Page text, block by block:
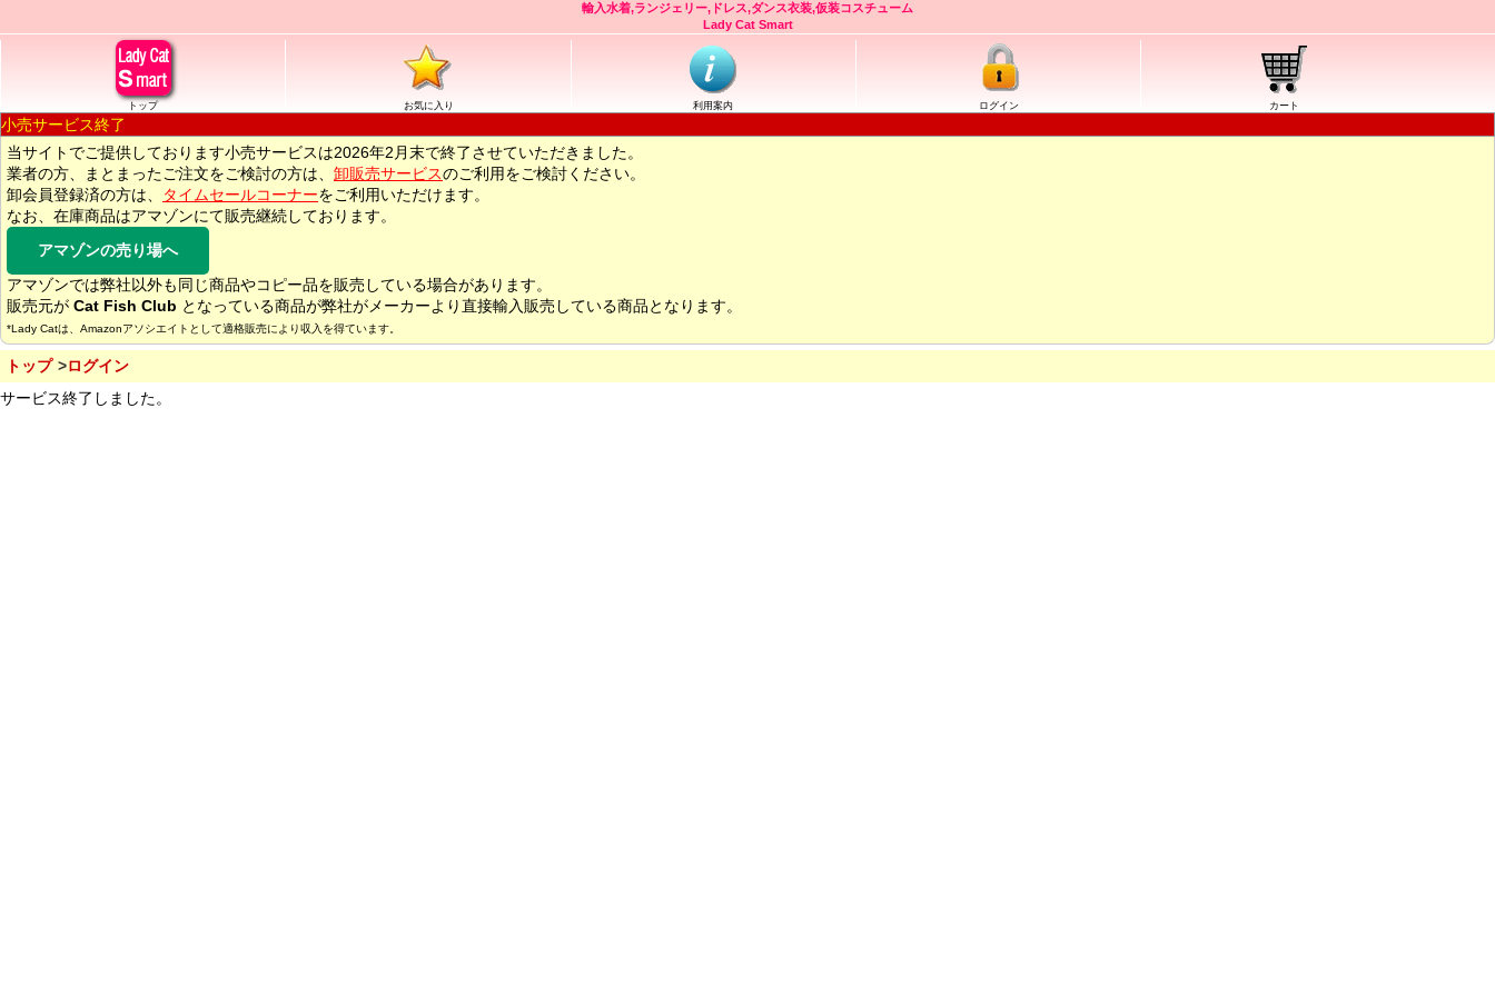
輸入水着,ランジェリー,ドレス,ダンス衣装,仮装コスチューム
Lady Cat Smart
トップ お気に入り 利用案内 ログイン カート
小売サービス終了
当サイトでご提供しております小売サービスは2026年2月末で終了させていただきました。
業者の方、まとまったご注文をご検討の方は、 卸販売サービスのご利用をご検討ください。
卸会員登録済の方は、
タイムセールコーナーをご利用いただけます。
なお、在庫商品はアマゾンにて販売継続しております。
アマゾンの売り場へ
アマゾンでは弊社以外も同じ商品やコピー品を販売している場合があります。
販売元が Cat Fish Club となっている商品が弊社がメーカーより直接輸入販売している商品となります。
*Lady Catは、Amazonアソシエイトとして適格販売により収入を得ています。
トップ
ログイン
サービス終了しました。